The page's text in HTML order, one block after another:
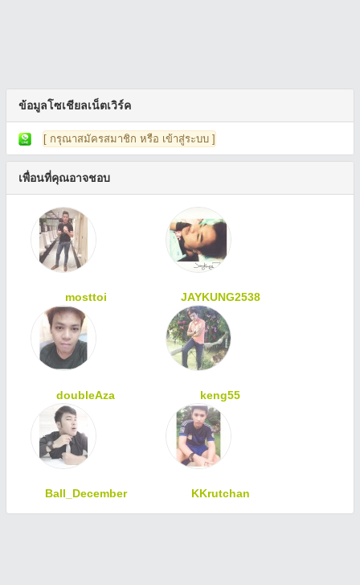
ข้อมูลโซเชียลเน็ตเวิร์ค
[ กรุณาสมัครสมาชิก หรือ เข้าสู่ระบบ ]
เพื่อนที่คุณอาจชอบ
mosttoi JAYKUNG2538
doubleAza keng55
Ball_December KKrutchan